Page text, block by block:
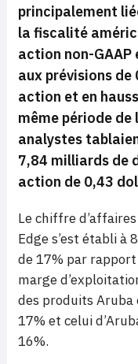
principalement
la fiscalité
action non-GAAP
aux prévisions
action et en
même période de
analystes
7,84 milliards de
action de 0,43
Le chiffre
Edge s’est établi à
de 17% par rapport
marge
des produits Aruba
17% et celui
16%.